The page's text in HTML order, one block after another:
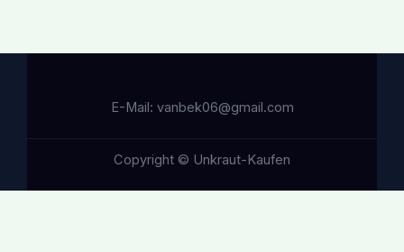
E-Mail: vanbek06@gmail.com
Copyright © Unkraut-Kaufen